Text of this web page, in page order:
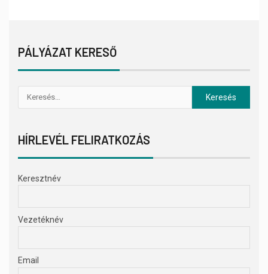
PÁLYÁZAT KERESŐ
HÍRLEVÉL FELIRATKOZÁS
Keresztnév
Vezetéknév
Email